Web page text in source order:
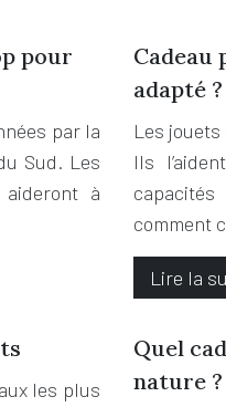
pour
par la
Sud. Les
à
Cadeau
adapté ?
Les
Ils
comment
Lire la
les plus
Quel
nature ?